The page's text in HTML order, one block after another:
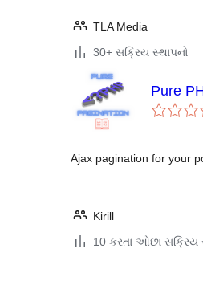
TLA Media
30+ સક્રિય સ્થાપનો
Pure
Ajax pagination for your
Kirill
10 કરતા ઓછા સક્રિય